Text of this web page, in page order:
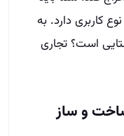
کاربری دارد. به
است؟ تجاری
و ساز